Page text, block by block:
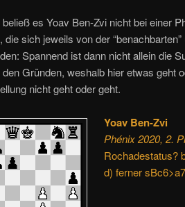
beließ es Yoav Ben-Zvi nicht bei einer
die sich jeweils von der
Spannend ist dann nicht allein die
Gründen, weshalb hier etwas geht
nicht geht oder geht.
Yoav Ben-Zvi
Phénix 2020, 2.
Rochadestatus?
d) ferner